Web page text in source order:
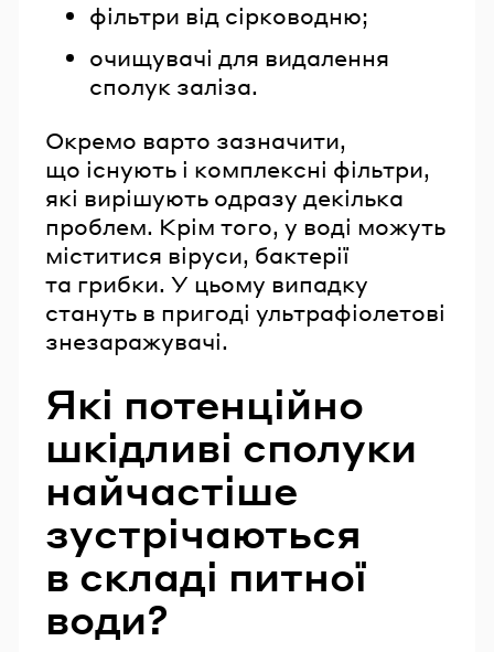
фільтри від сірководню;
очищувачі для видалення
сполук заліза.
Окремо варто зазначити,
що існують і комплексні фільтри,
які вирішують одразу декілька
проблем. Крім того, у воді можуть
міститися віруси, бактерії
та грибки. У цьому випадку
стануть в пригоді ультрафіолетові
знезаражувачі.
Які потенційно
шкідливі сполуки
найчастіше
зустрічаються
в складі питної
води?